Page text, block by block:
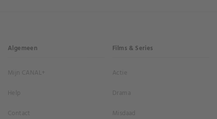
Algemeen
Mijn CANAL+
Help
Contact
Films & Series
Actie
Drama
Misdaad